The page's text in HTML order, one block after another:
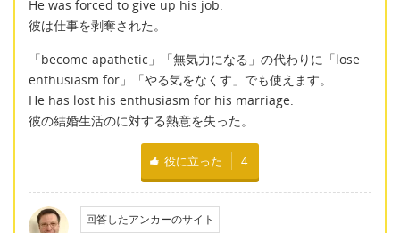
He was forced to give up his job.
彼は仕事を剥奪された。
「become apathetic」「無気力になる」の代わりに「lose
enthusiasm for」「やる気をなくす」でも使えます。
He has lost his enthusiasm for his marriage.
彼の結婚生活のに対する熱意を失った。
役に立った 4
回答したアンカーのサイト